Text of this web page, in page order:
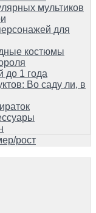
ростмультиков
для
костюмы
1 года
Во саду ли, в
рост